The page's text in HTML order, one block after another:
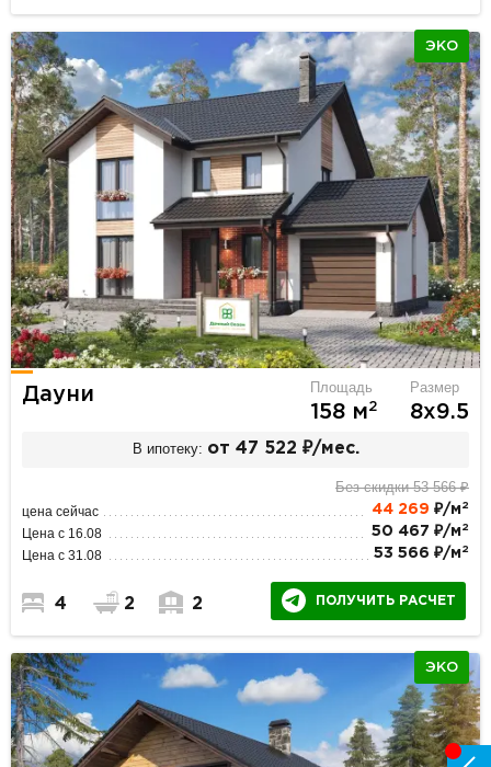
ЭКО
Дауни Площадь
158 м2
Размер
8х9.5
В ипотеку: от 47 522 ₽/мес.
Без скидки 53 566 ₽
цена сейчас 44 269 ₽/м 2
Цена с 16.08 50 467 ₽/м 2
Цена с 31.08 53 566 ₽/м 2
4 2 2 ПОЛУЧИТЬ РАСЧЕТ
ЭКО